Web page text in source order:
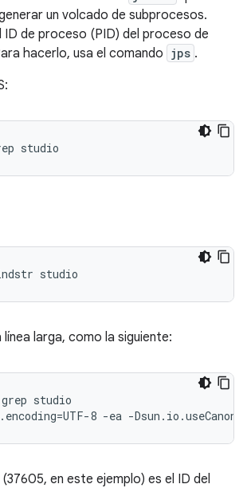
un volcado de subprocesos.
ID de proceso (PID) del proceso de
hacerlo, usa el comando jps .
línea larga, como la siguiente:
grep
=UTF-8 -ea -
en este ejemplo) es el ID del